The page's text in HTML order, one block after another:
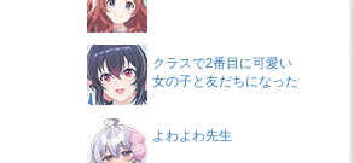
クラスで2番目に可愛い
女の子と友だちになった
よわよわ先生